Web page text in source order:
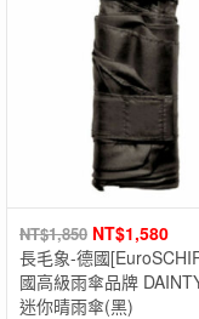
NT$1,850 NT$1,580
長毛象-德國
國高級雨傘品牌
迷你晴雨傘(黑)